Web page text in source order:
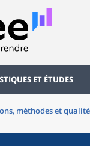
ET ÉTUDES
méthodes et qualité